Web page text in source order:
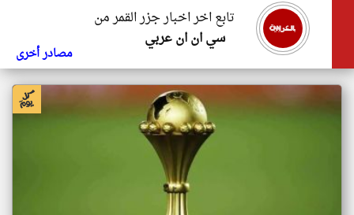
تابع اخر اخبار جزر القمر من
سي ان ان عربي
مصادر أخرى